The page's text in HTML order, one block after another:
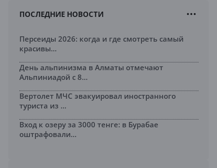
ПОСЛЕДНИЕ НОВОСТИ
Персеиды 2026: когда и где смотреть самый
красивы...
День альпинизма в Алматы отмечают
Альпиниадой с 8...
Вертолет МЧС эвакуировал иностранного
туриста из ...
Вход к озеру за 3000 тенге: в Бурабае
оштрафовали...